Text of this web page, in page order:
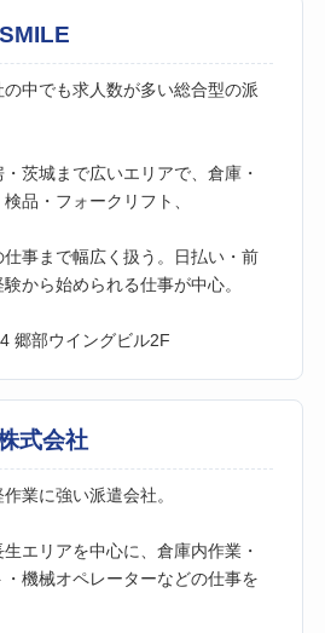
中でも求人数が多い総合型の派
茨城まで広いエリアで、倉庫・
品・フォークリフト、
事まで幅広く扱う。日払い・前
から始められる仕事が中心。
郷部ウイングビル2F
式会社
業に強い派遣会社。
エリアを中心に、倉庫内作業・
機械オペレーターなどの仕事を